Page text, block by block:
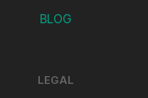
BLOG
LEGAL